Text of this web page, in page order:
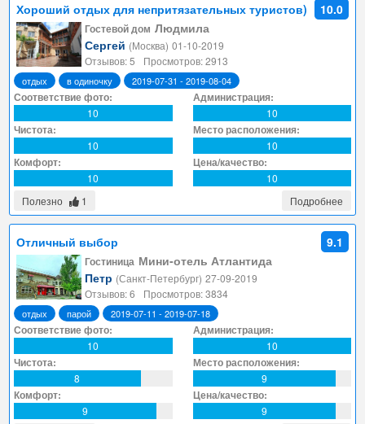
Хороший отдых для непритязательных туристов) 10.0
Гостевой дом Людмила
Сергей (Москва) 01-10-2019
Отзывов: 5
Просмотров: 2913
отдых в одиночку 2019-07-31 - 2019-08-04
Соответствие фото:
10
Администрация:
10
Чистота:
10
Место расположения:
10
Комфорт:
10
Цена/качество:
10
Полезно
1 Подробнее
Отличный выбор 9.1
Гостиница Мини-отель Атлантида
Петр (Санкт-Петербург) 27-09-2019
Отзывов: 6
Просмотров: 3834
отдых парой 2019-07-11 - 2019-07-18
Соответствие фото:
10
Администрация:
10
Чистота:
8
Место расположения:
9
Комфорт:
9
Цена/качество:
9